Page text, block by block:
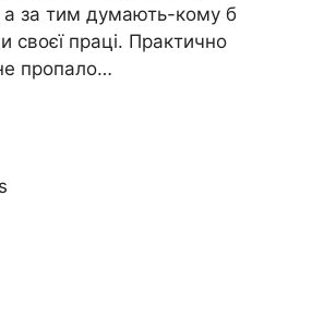
за тим думають-кому б
своєї праці. Практично
пропало…